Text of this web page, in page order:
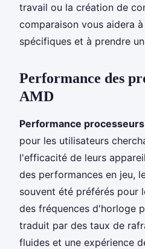
travail ou la création de
comparaison vous aidera
spécifiques et à prendre
Performance des
AMD
Performance processeurs
pour les utilisateurs
l'efficacité de leurs
des performances en jeu,
souvent été préférés pour
des fréquences d'horloge
traduit par des taux de
fluides et une expérience